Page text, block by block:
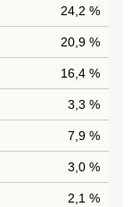
24,2 %
20,9 %
16,4 %
3,3 %
7,9 %
3,0 %
2,1 %